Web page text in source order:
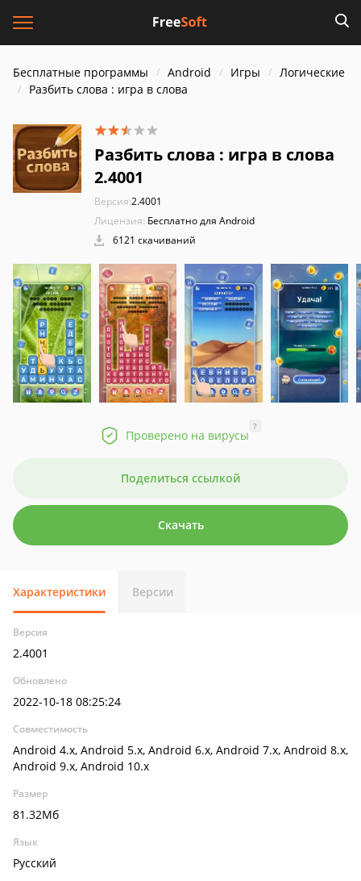
Бесплатные программы Android Игры
Логические
Разбить слова : игра в слова
Разбить слова : игра в слова
2.4001
Версия:2.4001
Лицензия: Бесплатно для Android
6121 скачиваний
Проверено на вирусы
?
Поделиться ссылкой
Скачать
Характеристики Версии
Версия
2.4001
Обновлено
2022-10-18 08:25:24
Совместимость
Android 4.x, Android 5.x, Android 6.x, Android 7.x, Android 8.x,
Android 9.x, Android 10.x
Размер
81.32Мб
Язык
Русский